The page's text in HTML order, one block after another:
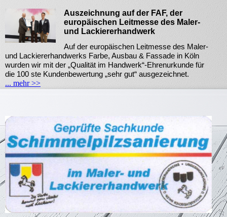
Auszeichnung auf der FAF, der
europäischen Leitmesse des Maler-
und Lackiererhandwerk
Auf der europäischen Leitmesse des Maler-
und Lackiererhandwerks Farbe, Ausbau & Fassade in Köln
wurden wir mit der „Qualität im Handwerk“-Ehrenurkunde für
die 100 ste Kundenbewertung „sehr gut“ ausgezeichnet.
... mehr >>